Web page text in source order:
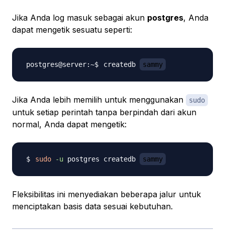
Jika Anda log masuk sebagai akun postgres, Anda
dapat mengetik sesuatu seperti:
createdb sammy
Jika Anda lebih memilih untuk menggunakan sudo
untuk setiap perintah tanpa berpindah dari akun
normal, Anda dapat mengetik:
sudo -u postgres createdb sammy
Fleksibilitas ini menyediakan beberapa jalur untuk
menciptakan basis data sesuai kebutuhan.